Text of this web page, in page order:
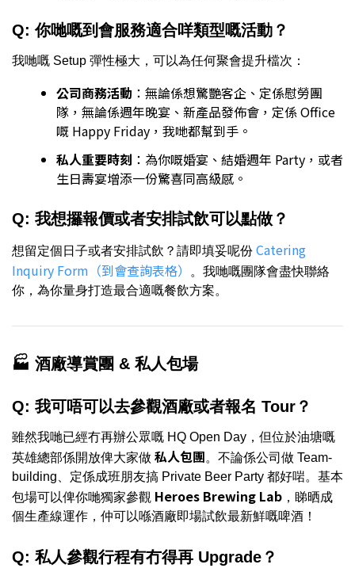
Q: 你哋嘅到會服務適合咩類型嘅活動？
我哋嘅 Setup 彈性極大，可以為任何聚會提升檔次：
公司商務活動 ：無論係想驚艷客企、定係慰勞團
隊，無論係週年晚宴、新產品發佈會，定係 Office
嘅 Happy Friday，我哋都幫到手。
私人重要時刻 ：為你嘅婚宴、結婚週年 Party，或者
生日壽宴增添一份驚喜同高級感。
Q: 我想攞報價或者安排試飲可以點做？
想留定個日子或者安排試飲？請即填妥呢份 Catering
Inquiry Form（到會查詢表格）
。我哋嘅團隊會盡快聯絡
你，為你量身打造最合適嘅餐飲方案。
🏭 酒廠導賞團 & 私人包場
Q: 我可唔可以去參觀酒廠或者報名 Tour？
雖然我哋已經冇再辦公眾嘅 HQ Open Day，但位於油塘嘅
英雄總部係開放俾大家做 私人包團。不論係公司做 Team-
building、定係成班朋友搞 Private Beer Party 都好啱。基本
包場可以俾你哋獨家參觀 Heroes Brewing Lab ，睇晒成
個生產線運作，仲可以喺酒廠即場試飲最新鮮嘅啤酒！
Q: 私人參觀行程有冇得再 Upgrade？